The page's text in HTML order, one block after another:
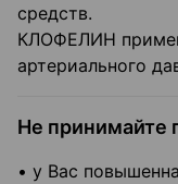
средств.
КЛОФЕЛИН
артериального
Не принимайте
• у Вас